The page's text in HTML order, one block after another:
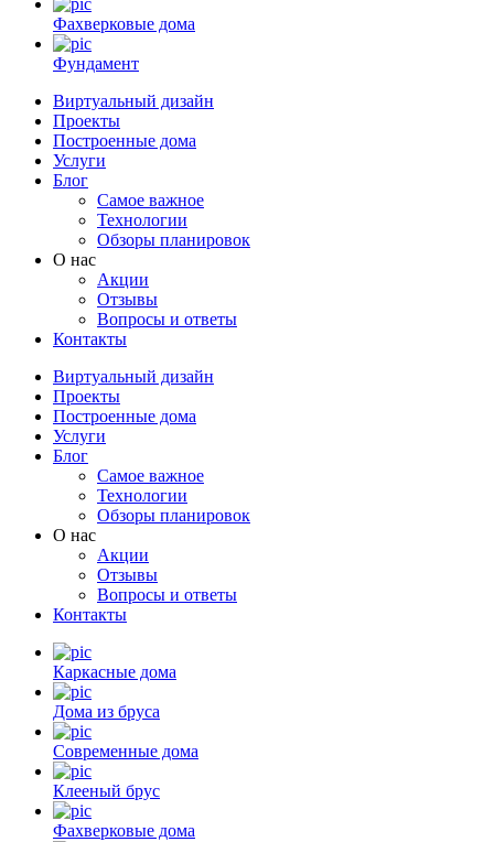
Фахверковые дома
Фундамент
Виртуальный дизайн
Проекты
Построенные дома
Услуги
Блог
Самое важное
Технологии
Обзоры планировок
О нас
Акции
Отзывы
Вопросы и ответы
Контакты
Виртуальный дизайн
Проекты
Построенные дома
Услуги
Блог
Самое важное
Технологии
Обзоры планировок
О нас
Акции
Отзывы
Вопросы и ответы
Контакты
Каркасные дома
Дома из бруса
Современные дома
Клееный брус
Фахверковые дома